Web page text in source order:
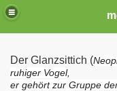
Der Glanzsittich (
ruhiger Vogel,
er gehört zur Gruppe